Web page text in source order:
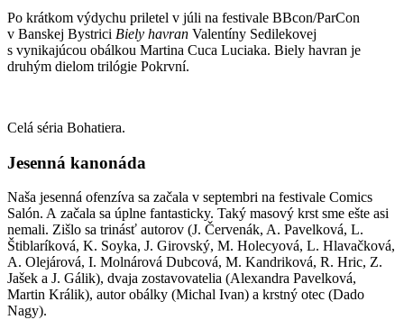
Po krátkom výdychu priletel v júli na festivale BBcon/ParCon
v Banskej Bystrici Biely havran Valentíny Sedilekovej
s vynikajúcou obálkou Martina Cuca Luciaka. Biely havran je
druhým dielom trilógie Pokrvní.
Celá séria Bohatiera.
Jesenná kanonáda
Naša jesenná ofenzíva sa začala v septembri na festivale Comics
Salón. A začala sa úplne fantasticky. Taký masový krst sme ešte asi
nemali. Zišlo sa trinásť autorov (J. Červenák, A. Pavelková, L.
Štiblaríková, K. Soyka, J. Girovský, M. Holecyová, L. Hlavačková,
A. Olejárová, I. Molnárová Dubcová, M. Kandriková, R. Hric, Z.
Jašek a J. Gálik), dvaja zostavovatelia (Alexandra Pavelková,
Martin Králik), autor obálky (Michal Ivan) a krstný otec (Dado
Nagy).